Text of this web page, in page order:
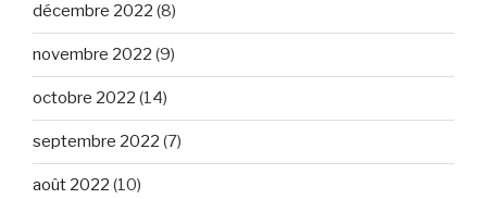
décembre 2022 (8)
novembre 2022 (9)
octobre 2022 (14)
septembre 2022 (7)
août 2022 (10)